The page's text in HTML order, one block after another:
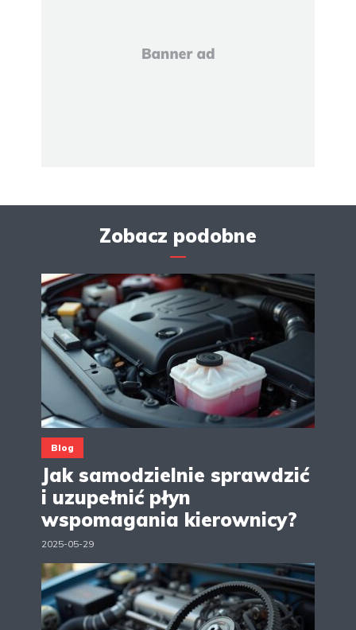
Zobacz podobne
Blog
Jak samodzielnie sprawdzić
i uzupełnić płyn
wspomagania kierownicy?
2025-05-29